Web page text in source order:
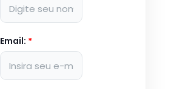
Email: *